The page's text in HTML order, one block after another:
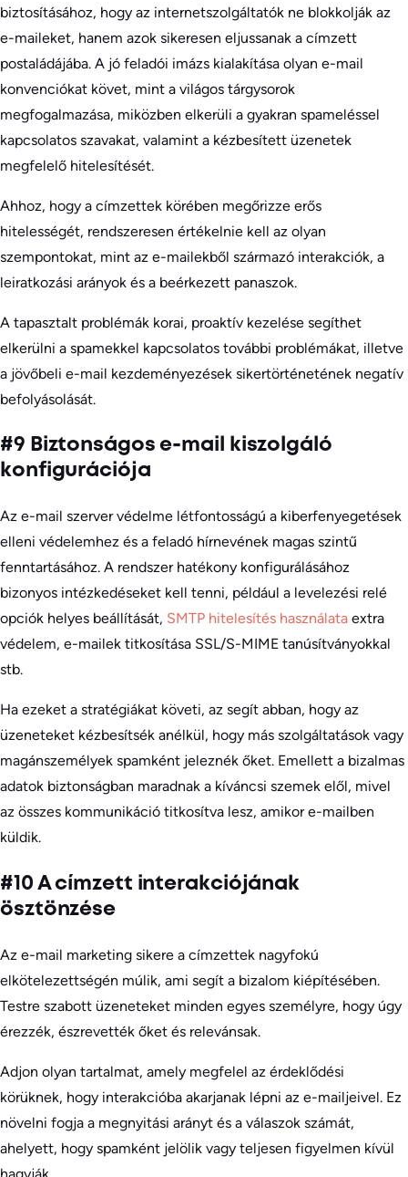
biztosításához, hogy az internetszolgáltatók ne blokkolják az
e-maileket, hanem azok sikeresen eljussanak a címzett
postaládájába. A jó feladói imázs kialakítása olyan e-mail
konvenciókat követ, mint a világos tárgysorok
megfogalmazása, miközben elkerüli a gyakran spameléssel
kapcsolatos szavakat, valamint a kézbesített üzenetek
megfelelő hitelesítését.
Ahhoz, hogy a címzettek körében megőrizze erős
hitelességét, rendszeresen értékelnie kell az olyan
szempontokat, mint az e-mailekből származó interakciók, a
leiratkozási arányok és a beérkezett panaszok.
A tapasztalt problémák korai, proaktív kezelése segíthet
elkerülni a spamekkel kapcsolatos további problémákat, illetve
a jövőbeli e-mail kezdeményezések sikertörténetének negatív
befolyásolását.
#9 Biztonságos e-mail kiszolgáló
konfigurációja
Az e-mail szerver védelme létfontosságú a kiberfenyegetések
elleni védelemhez és a feladó hírnevének magas szintű
fenntartásához. A rendszer hatékony konfigurálásához
bizonyos intézkedéseket kell tenni, például a levelezési relé
opciók helyes beállítását, SMTP hitelesítés használata extra
védelem, e-mailek titkosítása SSL/S-MIME tanúsítványokkal
stb.
Ha ezeket a stratégiákat követi, az segít abban, hogy az
üzeneteket kézbesítsék anélkül, hogy más szolgáltatások vagy
magánszemélyek spamként jeleznék őket. Emellett a bizalmas
adatok biztonságban maradnak a kíváncsi szemek elől, mivel
az összes kommunikáció titkosítva lesz, amikor e-mailben
küldik.
#10 A címzett interakciójának
ösztönzése
Az e-mail marketing sikere a címzettek nagyfokú
elkötelezettségén múlik, ami segít a bizalom kiépítésében.
Testre szabott üzeneteket minden egyes személyre, hogy úgy
érezzék, észrevették őket és relevánsak.
Adjon olyan tartalmat, amely megfelel az érdeklődési
körüknek, hogy interakcióba akarjanak lépni az e-mailjeivel. Ez
növelni fogja a megnyitási arányt és a válaszok számát,
ahelyett, hogy spamként jelölik vagy teljesen figyelmen kívül